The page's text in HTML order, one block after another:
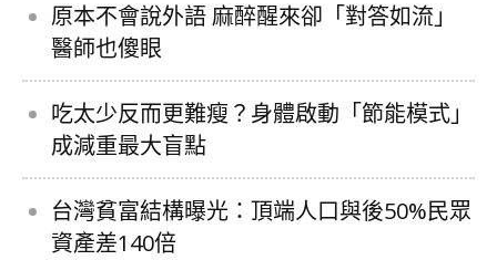
原本不會說外語 麻醉醒來卻「對答如流」
醫師也傻眼
吃太少反而更難瘦？身體啟動「節能模式」
成減重最大盲點
台灣貧富結構曝光：頂端人口與後50%民眾
資產差140倍